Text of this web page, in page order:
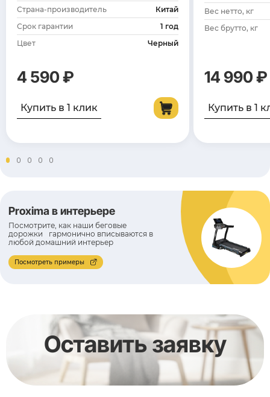
Страна-производитель
Китай
Срок гарантии
1 год
Цвет
Черный
4 590 ₽
Купить в 1 клик
Вес нетто, кг
Вес брутто, кг
14 990 ₽
Купить в 1
Proxima в интерьере
Посмотрите, как наши беговые
дорожки гармонично вписываются в
любой домашний интерьер
Посмотреть примеры
Оставить заявку